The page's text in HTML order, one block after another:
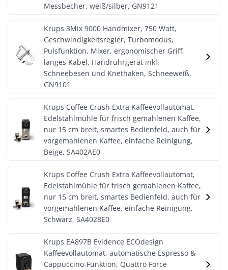
Messbecher, weiß/silber, GN9121
Krups 3Mix 9000 Handmixer, 750 Watt,
Geschwindigkeitsregler, Turbomodus,
Pulsfunktion, Mixer, ergonomischer Griff,
langes Kabel, Handrührgerät inkl.
Schneebesen und Knethaken, Schneeweiß,
GN9101
Krups Coffee Crush Extra Kaffeevollautomat,
Edelstahlmühle für frisch gemahlenen Kaffee,
nur 15 cm breit, smartes Bedienfeld, auch für
vorgemahlenen Kaffee, einfache Reinigung,
Beige, SA402AE0
Krups Coffee Crush Extra Kaffeevollautomat,
Edelstahlmühle für frisch gemahlenen Kaffee,
nur 15 cm breit, smartes Bedienfeld, auch für
vorgemahlenen Kaffee, einfache Reinigung,
Schwarz, SA4028E0
Krups EA897B Evidence ECOdesign
Kaffeevollautomat, automatische Espresso &
Cappuccino-Funktion, Quattro Force